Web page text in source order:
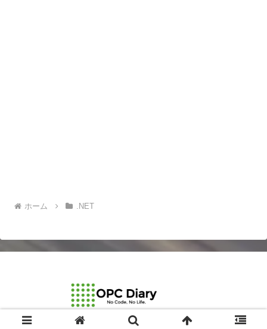
ホーム .NET
© 2003-2026 OPCDiary.